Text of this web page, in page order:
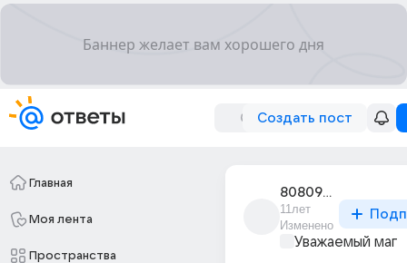
Создать пост
Главная
Моя лента
Пространства
808098mailru
11лет
Изменено
Уважаемый маг